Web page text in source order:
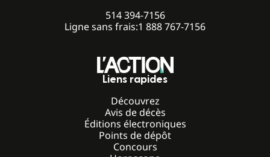
514 394-7156
Ligne sans frais:1 888 767-7156
Liens rapides
Découvrez
Avis de décès
Éditions électroniques
Points de dépôt
Concours